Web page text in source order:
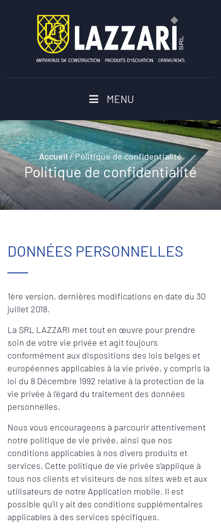
MENU
Accueil/Politique de confidentialité
Politique de confidentialité
DONNÉES PERSONNELLES
1ère version, dernières modifications en date du 30
juillet 2018.
La SRL LAZZARI met tout en œuvre pour prendre
soin de votre vie privée et agit toujours
conformément aux dispositions des lois belges et
européennes applicables à la vie privée, y compris la
loi du 8 Décembre 1992 relative à la protection de la
vie privée à l’égard du traitement des données
personnelles.
Nous vous encourageons à parcourir attentivement
notre politique de vie privée, ainsi que nos
conditions applicables à nos divers produits et
services. Cette politique de vie privée s’applique à
tous nos clients et visiteurs de nos sites web et aux
utilisateurs de notre Application mobile. Il est
possible qu’il y ait des conditions supplémentaires
applicables à des services spécifiques.